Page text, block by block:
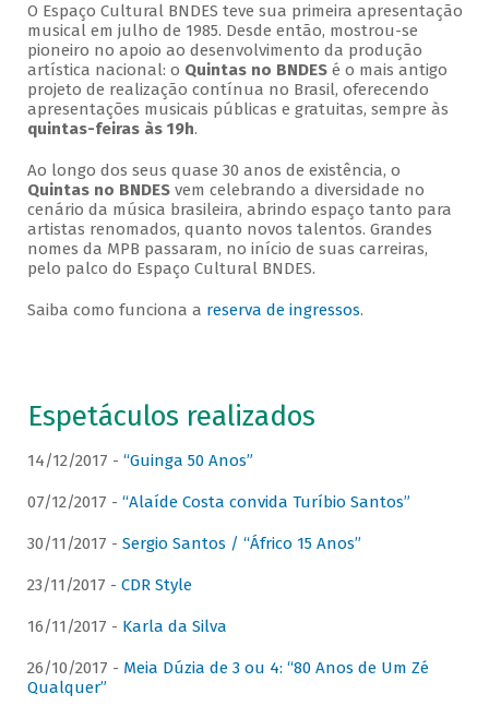
O Espaço Cultural BNDES teve sua primeira apresentação
musical em julho de 1985. Desde então, mostrou-se
pioneiro no apoio ao desenvolvimento da produção
artística nacional: o Quintas no BNDESé o mais antigo
projeto de realização contínua no Brasil, oferecendo
apresentações musicais públicas e gratuitas, sempre às
quintas-feiras às 19h.
Ao longo dos seus quase 30 anos de existência, o
Quintas no BNDESvem celebrando a diversidade no
cenário da música brasileira, abrindo espaço tanto para
artistas renomados, quanto novos talentos. Grandes
nomes da MPB passaram, no início de suas carreiras,
pelo palco do Espaço Cultural BNDES.
Saiba como funciona a reserva de ingressos.
Espetáculos realizados
14/12/2017 - “Guinga 50 Anos”
07/12/2017 - “Alaíde Costa convida Turíbio Santos”
30/11/2017 - Sergio Santos / “Áfrico 15 Anos”
23/11/2017 - CDR Style
16/11/2017 - Karla da Silva
26/10/2017 - Meia Dúzia de 3 ou 4: “80 Anos de Um Zé
Qualquer”